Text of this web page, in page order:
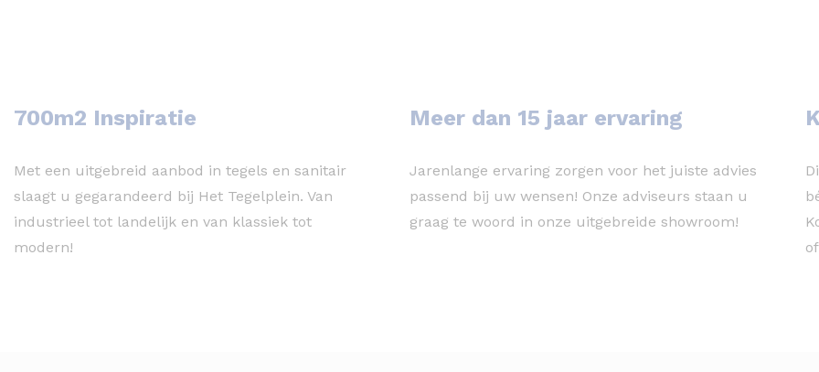
700m2 Inspiratie
Met een uitgebreid aanbod in tegels en sanitair
slaagt u gegarandeerd bij Het Tegelplein. Van
industrieel tot landelijk en van klassiek tot
modern!
Meer dan 15 jaar ervaring
Jarenlange ervaring zorgen voor het juiste advies
passend bij uw wensen! Onze adviseurs staan u
graag te woord in onze uitgebreide showroom!